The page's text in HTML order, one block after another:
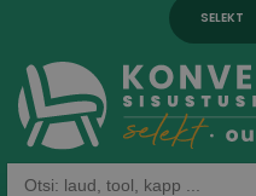
SELEKT